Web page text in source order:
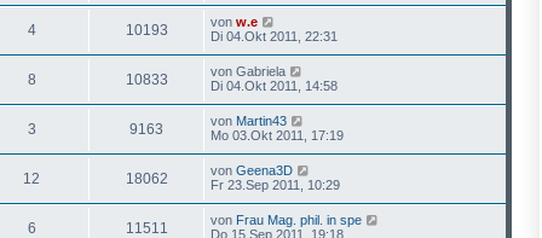
4 10193 von w.e
Di 04.Okt 2011, 22:31
8 10833 von Gabriela
Di 04.Okt 2011, 14:58
3 9163 von Martin43
Mo 03.Okt 2011, 17:19
12 18062 von Geena3D
Fr 23.Sep 2011, 10:29
6 11511 von Frau Mag. phil. in spe
Do 15.Sep 2011, 19:18